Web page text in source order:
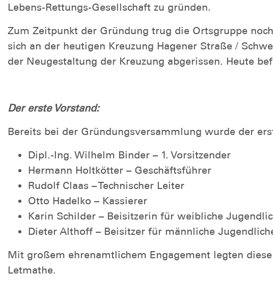
Lebens-Rettungs-Gesellschaft zu gründen.
Zum Zeitpunkt der Gründung trug die Ortsgruppe
sich an der heutigen Kreuzung Hagener Straße /
der Neugestaltung der Kreuzung abgerissen. Heute
Der erste Vorstand:
Bereits bei der Gründungsversammlung wurde der
Dipl.-Ing. Wilhelm Binder – 1. Vorsitzender
Hermann Holtkötter – Geschäftsführer
Rudolf Claas – Technischer Leiter
Otto Hadelko – Kassierer
Karin Schilder – Beisitzerin für weibliche
Dieter Althoff – Beisitzer für männliche
Mit großem ehrenamtlichem Engagement legten
Letmathe.